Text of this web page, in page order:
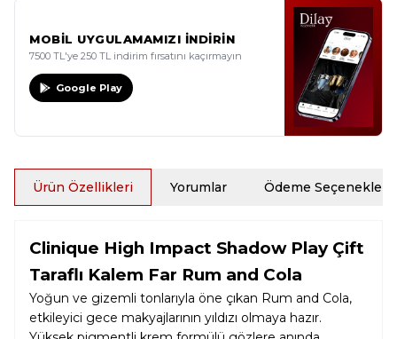
MOBİL UYGULAMAMIZI İNDİRİN
7500 TL'ye 250 TL indirim fırsatını kaçırmayın
Google Play
Ürün Özellikleri Yorumlar Ödeme Seçenekleri
Clinique High Impact Shadow Play Çift
Taraflı Kalem Far Rum and Cola
Yoğun ve gizemli tonlarıyla öne çıkan Rum and Cola,
etkileyici gece makyajlarının yıldızı olmaya hazır.